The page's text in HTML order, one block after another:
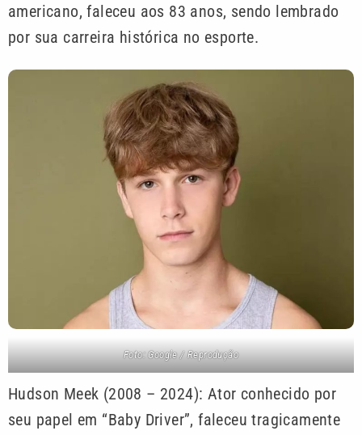
americano, faleceu aos 83 anos, sendo lembrado
por sua carreira histórica no esporte.
Foto: Google / Reprodução
Hudson Meek (2008 – 2024): Ator conhecido por
seu papel em “Baby Driver”, faleceu tragicamente